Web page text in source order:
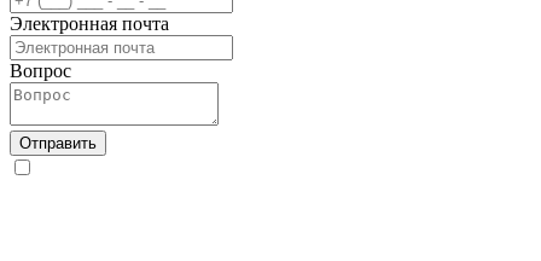
Электронная почта
Вопрос
Отправить